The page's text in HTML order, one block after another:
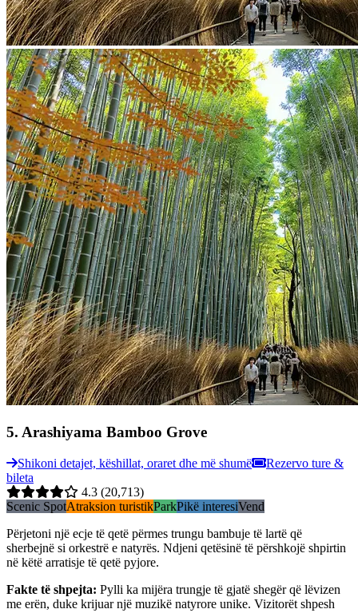
5. Arashiyama Bamboo Grove
Shikoni detajet, këshillat, oraret dhe më shumë
Rezervo ture &
bileta
4.3 (20,713)
Scenic SpotAtraksion turistikParkPikë interesiVend
Përjetoni një ecje të qetë përmes trungu bambuje të lartë që
sherbejnë si orkestrë e natyrës. Ndjeni qetësinë të përshkojë shpirtin
në këtë arratisje të qetë pyjore.
Fakte të shpejta: Pylli ka mijëra trungje të gjatë shegër që lëvizen
me erën, duke krijuar një muzikë natyrore unike. Vizitorët shpesh